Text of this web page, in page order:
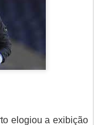
elogiou a exibição